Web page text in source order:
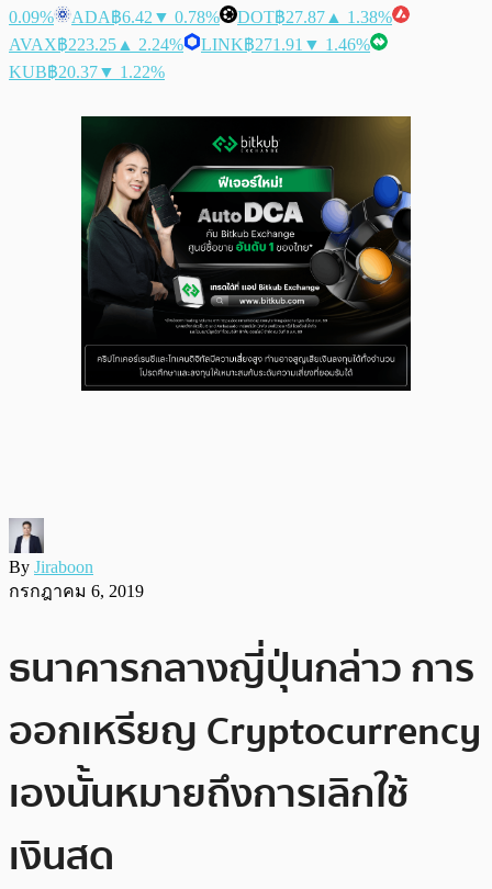
0.09%
ADA฿6.42 ▼ 0.78% DOT฿27.87 ▲ 1.38%
AVAX฿223.25 ▲ 2.24% LINK฿271.91 ▼ 1.46%
KUB฿20.37▼ 1.22%
By Jiraboon
กรกฎาคม 6, 2019
ธนาคารกลางญี่ปุ่นกล่าว การ
ออกเหรียญ Cryptocurrency
เองนั้นหมายถึงการเลิกใช้
เงินสด